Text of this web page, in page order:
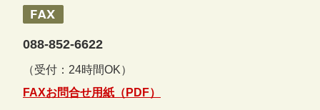
088-852-6622
（受付：24時間OK）
FAXお問合せ用紙（PDF）